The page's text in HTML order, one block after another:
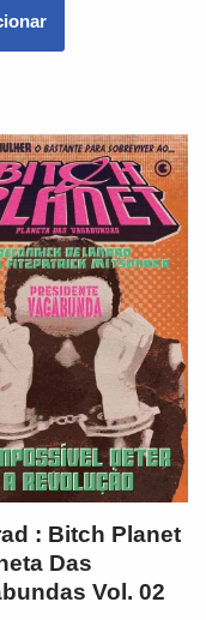
: Bitch Planet
Das
Vol. 02